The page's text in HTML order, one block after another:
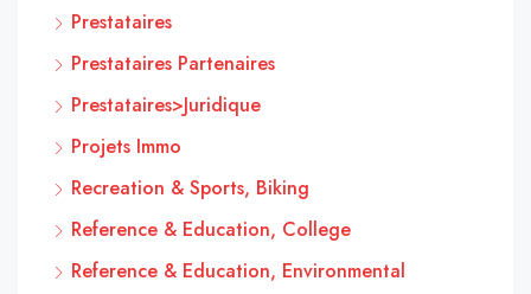
Prestataires
Prestataires Partenaires
Prestataires>Juridique
Projets Immo
Recreation & Sports, Biking
Reference & Education, College
Reference & Education, Environmental